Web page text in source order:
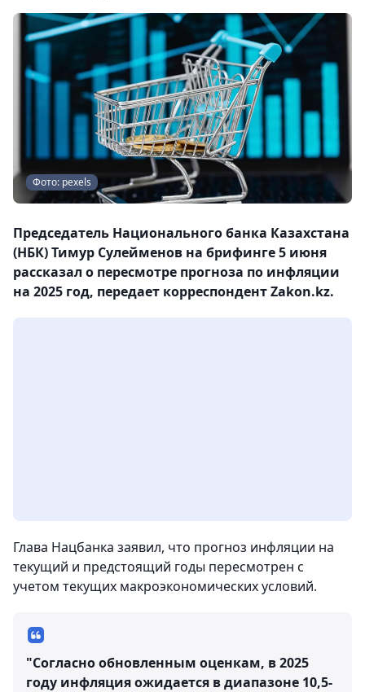
Фото: pexels
Председатель Национального банка Казахстана
(НБК) Тимур Сулейменов на брифинге 5 июня
рассказал о пересмотре прогноза по инфляции
на 2025 год, передает корреспондент Zakon.kz.
Глава Нацбанка заявил, что прогноз инфляции на
текущий и предстоящий годы пересмотрен с
учетом текущих макроэкономических условий.
"Согласно обновленным оценкам, в 2025
году инфляция ожидается в диапазоне 10,5-